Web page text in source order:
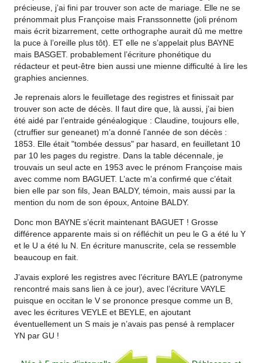
précieuse, j’ai fini par trouver son acte de mariage. Elle ne se
prénommait plus Françoise mais Franssonnette (joli prénom
mais écrit bizarrement, cette orthographe aurait dû me mettre
la puce à l’oreille plus tôt). ET elle ne s’appelait plus BAYNE
mais BASGET. probablement l’écriture phonétique du
rédacteur et peut-être bien aussi une mienne difficulté à lire les
graphies anciennes.
Je reprenais alors le feuilletage des registres et finissait par
trouver son acte de décès. Il faut dire que, là aussi, j’ai bien
été aidé par l’entraide généalogique : Claudine, toujours elle,
(ctruffier sur geneanet) m’a donné l’année de son décès :
1853. Elle était "tombée dessus" par hasard, en feuilletant 10
par 10 les pages du registre. Dans la table décennale, je
trouvais un seul acte en 1953 avec le prénom Françoise mais
avec comme nom BAGUET. L’acte m’a confirmé que c’était
bien elle par son fils, Jean BALDY, témoin, mais aussi par la
mention du nom de son époux, Antoine BALDY.
Donc mon BAYNE s’écrit maintenant BAGUET ! Grosse
différence apparente mais si on réfléchit un peu le G a été lu Y
et le U a été lu N. En écriture manuscrite, cela se ressemble
beaucoup en fait.
J’avais exploré les registres avec l’écriture BAYLE (patronyme
rencontré mais sans lien à ce jour), avec l’écriture VAYLE
puisque en occitan le V se prononce presque comme un B,
avec les écritures VEYLE et BEYLE, en ajoutant
éventuellement un S mais je n’avais pas pensé à remplacer
YN par GU !